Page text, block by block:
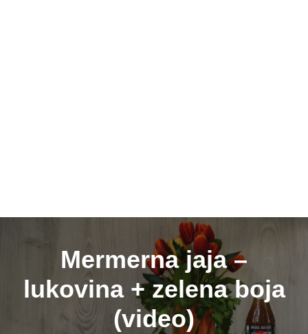
Mermerna jaja –
lukovina + zelena boja
(video)